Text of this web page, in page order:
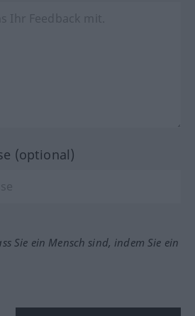
(optional)
Sie ein Mensch sind, indem Sie ein